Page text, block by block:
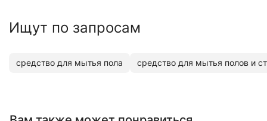
Ищут по запросам
средство для мытья пола средство для мытья полов и